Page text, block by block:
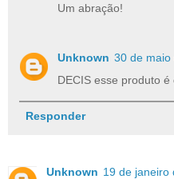
Um abração!
Unknown 30 de maio
DECIS esse produto
Responder
Unknown 19 de janeiro